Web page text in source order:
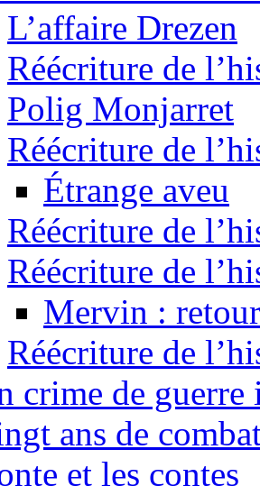
L’affaire Drezen
Réécriture de
Polig Monjarret
Réécriture de
Étrange aveu
Réécriture de
Réécriture de
Mervin :
Réécriture de
crime de guerre
ans de
et les contes